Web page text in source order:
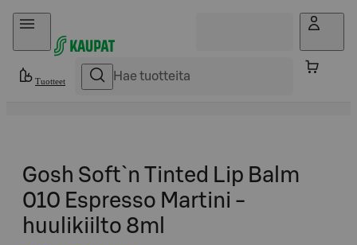
Hyppää sisältöön
Tuotteet
Gosh Soft`n Tinted Lip Balm
010 Espresso Martini -
huulikiilto 8ml